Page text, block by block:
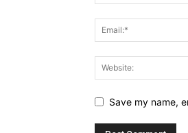
Save my name,